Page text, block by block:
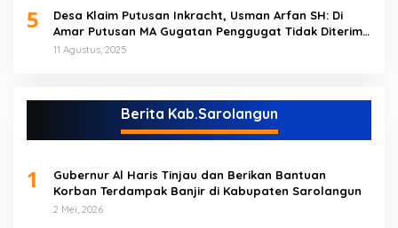
5
Desa Klaim Putusan Inkracht, Usman Arfan SH: Di
Amar Putusan MA Gugatan Penggugat Tidak Diterima
(NO)
11 Agustus, 2025
Berita Kab.Sarolangun
1
Gubernur Al Haris Tinjau dan Berikan Bantuan
Korban Terdampak Banjir di Kabupaten Sarolangun
2 Mei, 2026